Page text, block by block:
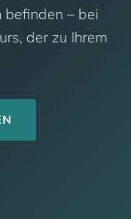
befinden – bei
der zu Ihrem